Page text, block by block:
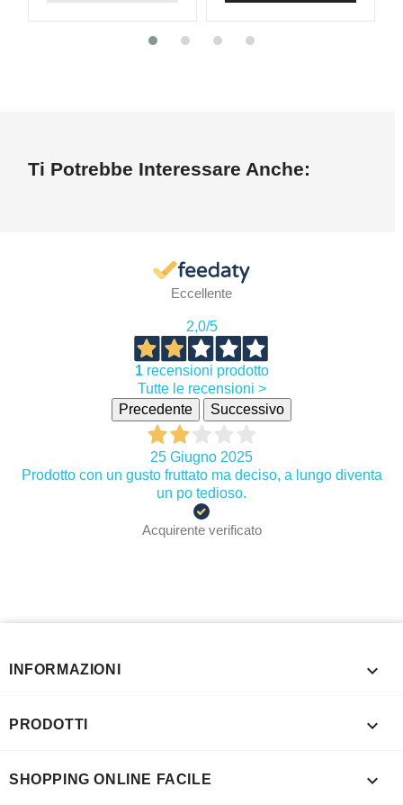
Ti Potrebbe Interessare Anche:
Eccellente
2,0/5
1recensioni prodotto
Tutte le recensioni >
Precedente
Successivo
25 Giugno 2025
Prodotto con un gusto fruttato ma deciso, a lungo diventa
un po tedioso.
Acquirente verificato
INFORMAZIONI 
PRODOTTI 
SHOPPING ONLINE FACILE 